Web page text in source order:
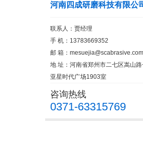
河南四成研磨科技有限公
联系人：贾经理
手 机：13783669352
邮 箱： mesuejia@scabrasive.com
地 址：河南省郑州市二七区嵩山
亚星时代广场1903室
咨询热线
0371-63315769